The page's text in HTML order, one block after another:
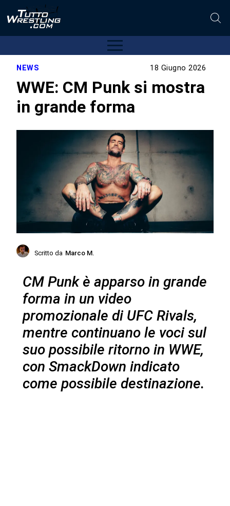
NEWS 18 Giugno 2026
WWE: CM Punk si mostra
in grande forma
Scritto da Marco M.
CM Punk è apparso in grande
forma in un video
promozionale di UFC Rivals,
mentre continuano le voci sul
suo possibile ritorno in WWE,
con SmackDown indicato
come possibile destinazione.